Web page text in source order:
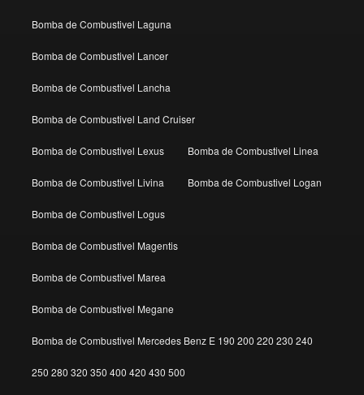
Bomba de Combustivel Laguna
Bomba de Combustivel Lancer
Bomba de Combustivel Lancha
Bomba de Combustivel Land Cruiser
Bomba de Combustivel Lexus Bomba de Combustivel Linea
Bomba de Combustivel Livina Bomba de Combustivel Logan
Bomba de Combustivel Logus
Bomba de Combustivel Magentis
Bomba de Combustivel Marea
Bomba de Combustivel Megane
Bomba de Combustivel Mercedes Benz E 190 200 220 230 240
250 280 320 350 400 420 430 500